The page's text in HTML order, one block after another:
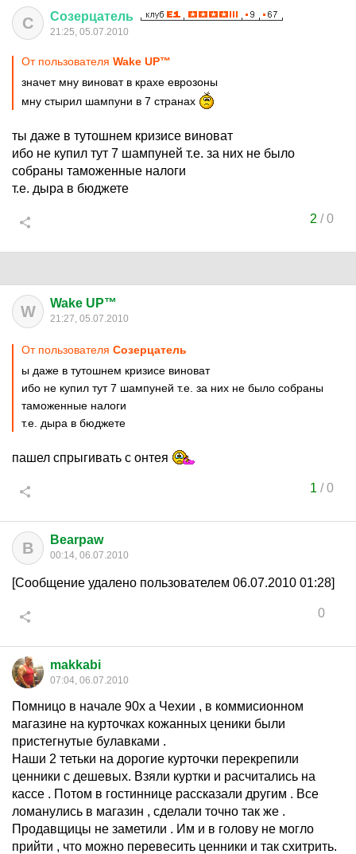
С Созерцатель
21:25, 05.07.2010
От пользователя Wake UP™
значет мну виноват в крахе еврозоны
мну стырил шампуни в 7 странах
ты даже в тутошнем кризисе виноват
ибо не купил тут 7 шампуней т.е. за них не было
собраны таможенные налоги
т.е. дыра в бюджете
2 /0
W Wake UP™
21:27, 05.07.2010
От пользователя Созерцатель
ы даже в тутошнем кризисе виноват
ибо не купил тут 7 шампуней т.е. за них не было собраны
таможенные налоги
т.е. дыра в бюджете
пашел спрыгивать с онтея
1 /0
B Bearpaw
00:14, 06.07.2010
[Сообщение удалено пользователем 06.07.2010 01:28]
0
makkabi
07:04, 06.07.2010
Помницо в начале 90х а Чехии , в коммисионном
магазине на курточках кожанных ценики были
пристегнутые булавками .
Наши 2 тетьки на дорогие курточки перекрепили
ценники с дешевых. Взяли куртки и расчитались на
кассе . Потом в гостиннице рассказали другим . Все
ломанулись в магазин , сделали точно так же .
Продавщицы не заметили . Им и в голову не могло
прийти , что можно перевесить ценники и так схитрить.